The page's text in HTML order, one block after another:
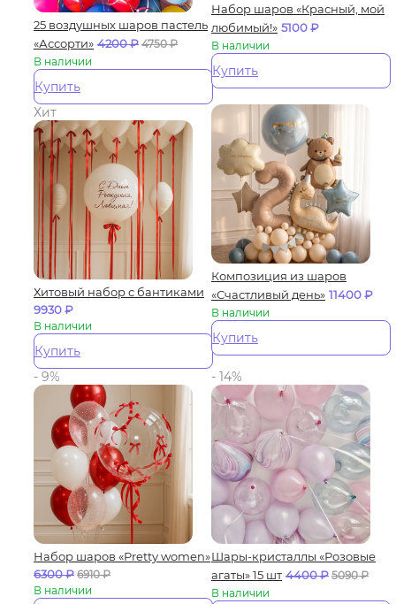
25 воздушных шаров пастель
«Ассорти» 4200₽ 4750₽
В наличии
Купить
Набор шаров «Красный, мой
любимый!» 5100₽
В наличии
Купить
Хит
Хитовый набор с бантиками
9930₽
В наличии
Купить
Композиция из шаров
«Счастливый день» 11400₽
В наличии
Купить
- 9%
Набор шаров «Pretty women»
6300₽ 6910₽
В наличии
- 14%
Шары-кристаллы «Розовые
агаты» 15 шт 4400₽ 5090₽
В наличии